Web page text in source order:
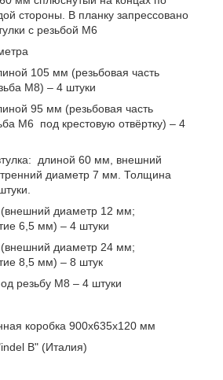
стороны. В планку запрессовано
с резьбой М6
105 мм (резьбовая часть
М8) – 4 штуки
95 мм (резьбовая часть
М6 под крестовую отвёртку) – 4
длиной 60 мм, внешний
диаметр 7 мм. Толщина
диаметр 12 мм;
6,5 мм) – 4 штуки
диаметр 24 мм;
8,5 мм) – 8 штук
резьбу М8 – 4 штуки
коробка 900х635х120 мм
B" (Италия)